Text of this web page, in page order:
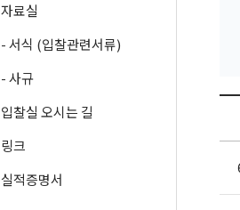
자료실
- 서식 (입찰관련서류)
- 사규
입찰실 오시는 길
링크
실적증명서